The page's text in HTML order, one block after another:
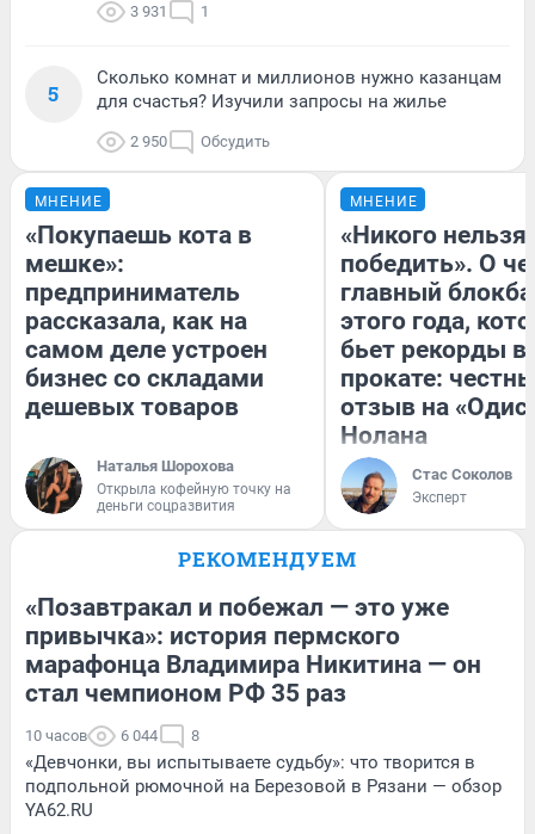
3 931 1
5
Сколько комнат и миллионов нужно казанцам
для счастья? Изучили запросы на жилье
2 950 Обсудить
МНЕНИЕ
«Покупаешь кота в
мешке»:
предприниматель
рассказала, как на
самом деле устроен
бизнес со складами
дешевых товаров
Наталья Шорохова
Открыла кофейную точку на
деньги соцразвития
МНЕНИЕ
«Никого нельзя
победить». О
главный
этого года,
бьет рекорды в
прокате:
отзыв на
Нолана
Стас Соколов
Эксперт
РЕКОМЕНДУЕМ
«Позавтракал и побежал — это уже
привычка»: история пермского
марафонца Владимира Никитина — он
стал чемпионом РФ 35 раз
10 часов 6 044 8
«Девчонки, вы испытываете судьбу»: что творится в
подпольной рюмочной на Березовой в Рязани — обзор
YA62.RU